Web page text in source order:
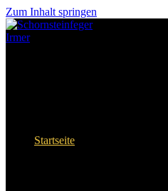
Zum Inhalt springen
Startseite